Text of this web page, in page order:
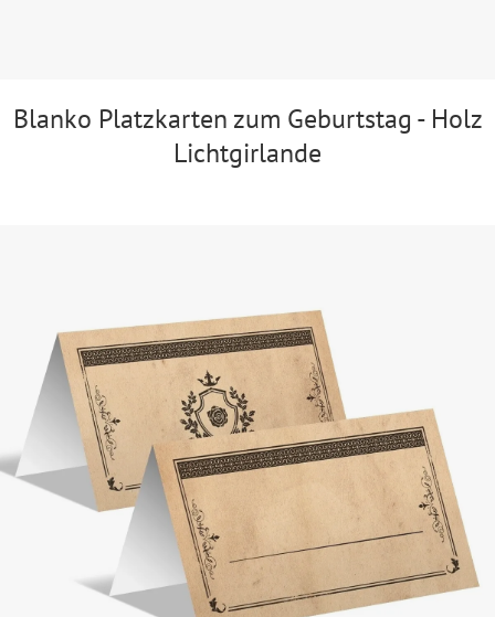
Blanko Platzkarten zum Geburtstag - Holz
Lichtgirlande